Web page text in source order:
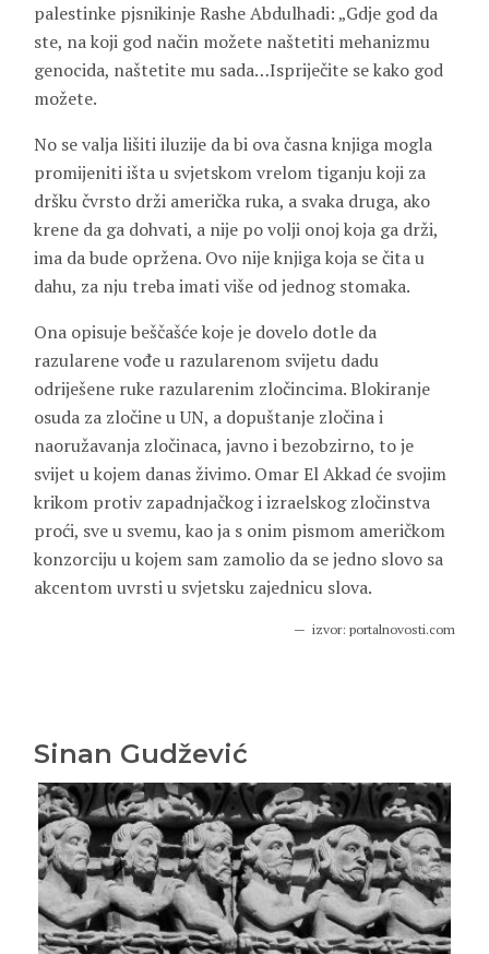
palestinke pjsnikinje Rashe Abdulhadi: „Gdje god da
ste, na koji god način možete naštetiti mehanizmu
genocida, naštetite mu sada…Ispriječite se kako god
možete.
No se valja lišiti iluzije da bi ova časna knjiga mogla
promijeniti išta u svjetskom vrelom tiganju koji za
dršku čvrsto drži američka ruka, a svaka druga, ako
krene da ga dohvati, a nije po volji onoj koja ga drži,
ima da bude opržena. Ovo nije knjiga koja se čita u
dahu, za nju treba imati više od jednog stomaka.
Ona opisuje beščašće koje je dovelo dotle da
razularene vođe u razularenom svijetu dadu
odriješene ruke razularenim zločincima. Blokiranje
osuda za zločine u UN, a dopuštanje zločina i
naoružavanja zločinaca, javno i bezobzirno, to je
svijet u kojem danas živimo. Omar El Akkad će svojim
krikom protiv zapadnjačkog i izraelskog zločinstva
proći, sve u svemu, kao ja s onim pismom američkom
konzorciju u kojem sam zamolio da se jedno slovo sa
akcentom uvrsti u svjetsku zajednicu slova.
izvor: portalnovosti.com
Sinan Gudžević